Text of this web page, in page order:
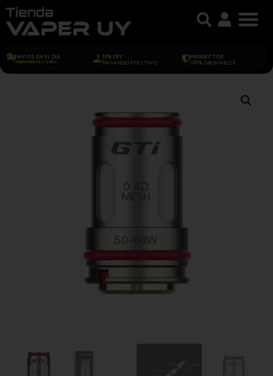
ENVIOS EN EL DIA
COMPRANDO HASTA 18HS
10% OFF
PAGANDO EFECTIVO
PRODUCTOS
100% ORIGINALES